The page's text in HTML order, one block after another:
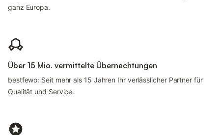
ganz Europa.
Über 15 Mio. vermittelte Übernachtungen
bestfewo: Seit mehr als 15 Jahren Ihr verlässlicher Partner für
Qualität und Service.